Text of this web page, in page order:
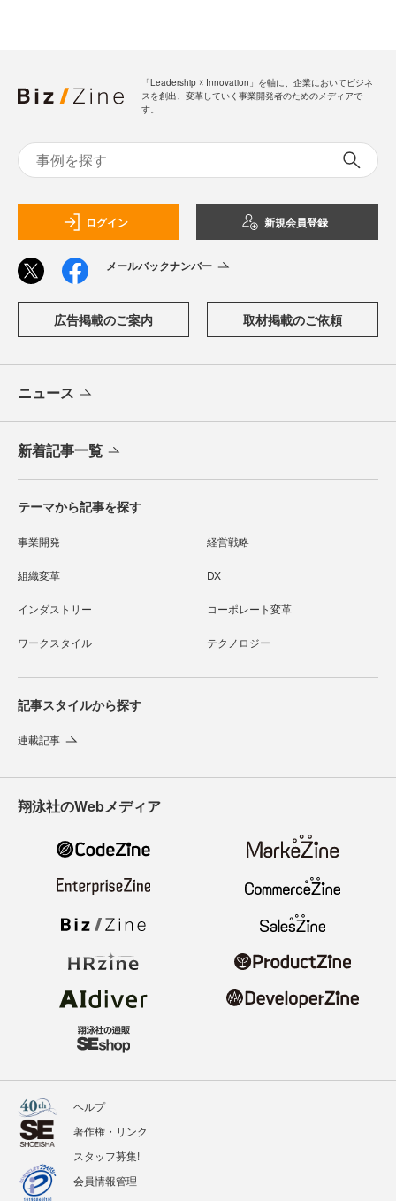
「Leadership ☓ Innovation」を軸に、企業においてビジネ
スを創出、変革していく事業開発者のためのメディアで
す。
ログイン 新規会員登録
メールバックナンバー
広告掲載のご案内 取材掲載のご依頼
ニュース
新着記事一覧
テーマから記事を探す
事業開発 経営戦略
組織変革 DX
インダストリー コーポレート変革
ワークスタイル テクノロジー
記事スタイルから探す
連載記事
翔泳社のWebメディア
ヘルプ
著作権・リンク
スタッフ募集!
会員情報管理